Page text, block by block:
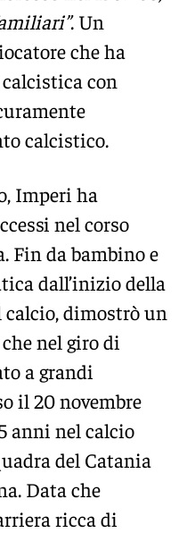
. Un
che ha
con
calcistico.
Imperi ha
nel corso
Fin da bambino e
dall’inizio della
calcio, dimostrò un
nel giro di
a grandi
il 20 novembre
anni nel calcio
del Catania
Data che
ricca di